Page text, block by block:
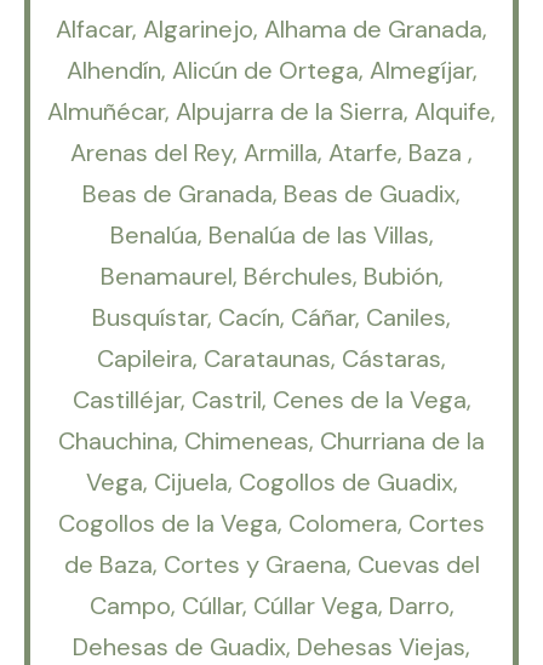
Alfacar, Algarinejo, Alhama de Granada,
Alhendín, Alicún de Ortega, Almegíjar,
Almuñécar, Alpujarra de la Sierra, Alquife,
Arenas del Rey, Armilla, Atarfe, Baza ,
Beas de Granada, Beas de Guadix,
Benalúa, Benalúa de las Villas,
Benamaurel, Bérchules, Bubión,
Busquístar, Cacín, Cáñar, Caniles,
Capileira, Carataunas, Cástaras,
Castilléjar, Castril, Cenes de la Vega,
Chauchina, Chimeneas, Churriana de la
Vega, Cijuela, Cogollos de Guadix,
Cogollos de la Vega, Colomera, Cortes
de Baza, Cortes y Graena, Cuevas del
Campo, Cúllar, Cúllar Vega, Darro,
Dehesas de Guadix, Dehesas Viejas,